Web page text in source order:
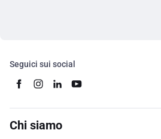
Seguici sui social
Chi siamo